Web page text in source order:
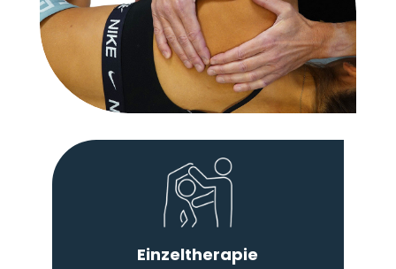
Einzeltherapie